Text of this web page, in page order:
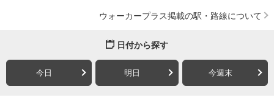
ウォーカープラス掲載の駅・路線について
日付から探す
今日 明日 今週末